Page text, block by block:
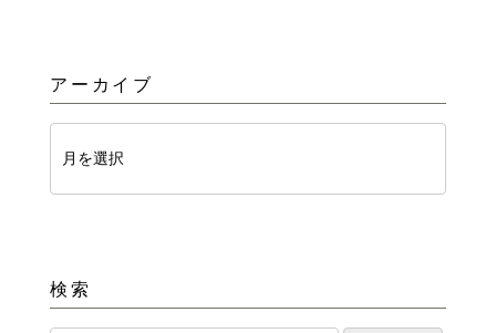
アーカイブ
検索